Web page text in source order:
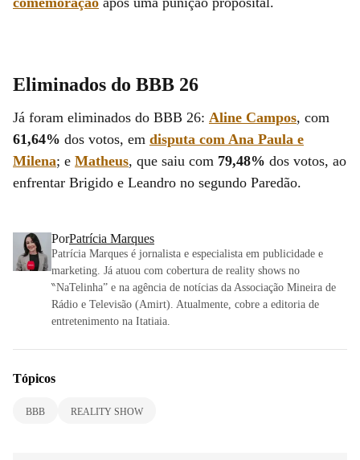
Eliminados do BBB 26
Já foram eliminados do BBB 26: Aline Campos, com
61,64% dos votos, em disputa com Ana Paula e
Milena; e Matheus, que saiu com 79,48% dos votos, ao
enfrentar Brigido e Leandro no segundo Paredão.
PorPatrícia Marques
Patrícia Marques é jornalista e especialista em publicidade e
marketing. Já atuou com cobertura de reality shows no
‶NaTelinha” e na agência de notícias da Associação Mineira de
Rádio e Televisão (Amirt). Atualmente, cobre a editoria de
entretenimento na Itatiaia.
Tópicos
BBB REALITY SHOW